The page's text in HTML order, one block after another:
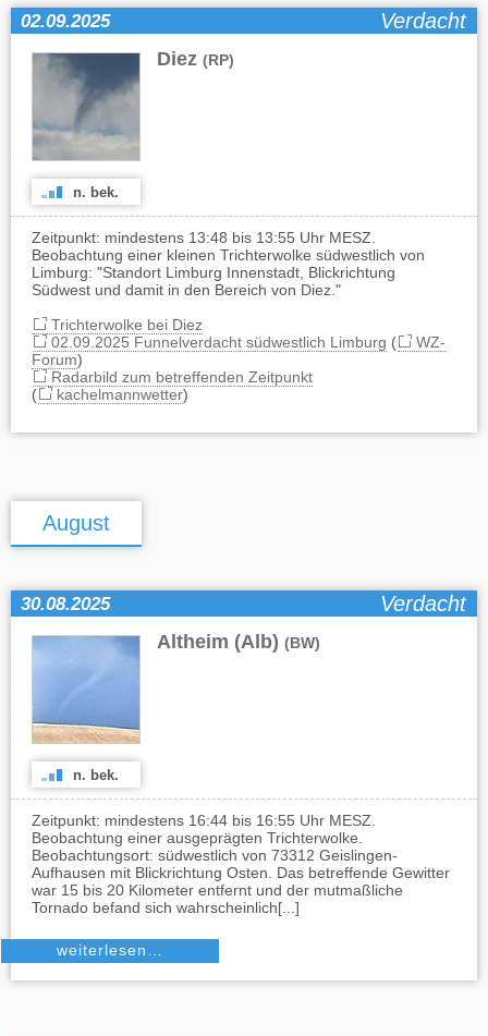
02.09.2025 Verdacht
Diez (RP)
n. bek.
Zeitpunkt: mindestens 13:48 bis 13:55 Uhr MESZ.
Beobachtung einer kleinen Trichterwolke südwestlich von
Limburg: "Standort Limburg Innenstadt, Blickrichtung
Südwest und damit in den Bereich von Diez."
Trichterwolke bei Diez
02.09.2025 Funnelverdacht südwestlich Limburg (
WZ-
Forum)
Radarbild zum betreffenden Zeitpunkt
(
kachelmannwetter)
August
30.08.2025 Verdacht
Altheim (Alb) (BW)
n. bek.
Zeitpunkt: mindestens 16:44 bis 16:55 Uhr MESZ.
Beobachtung einer ausgeprägten Trichterwolke.
Beobachtungsort: südwestlich von 73312 Geislingen-
Aufhausen mit Blickrichtung Osten. Das betreffende Gewitter
war 15 bis 20 Kilometer entfernt und der mutmaßliche
Tornado befand sich wahrscheinlich[...]
weiterlesen…